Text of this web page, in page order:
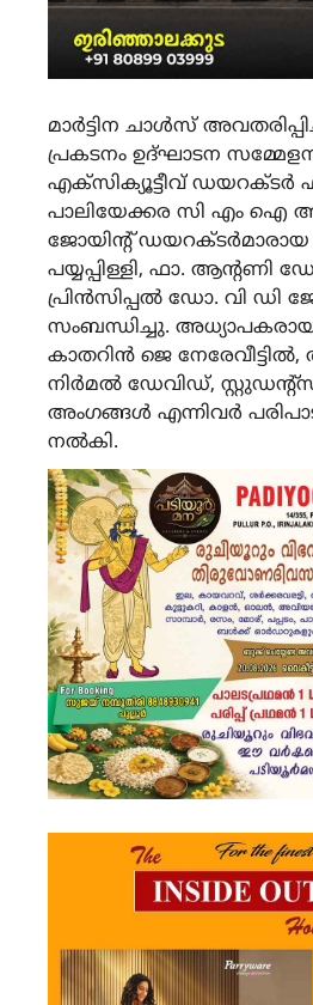
മാർട്ടിന ചാൾസ്
പ്രകടനം ഉദ്ഘാടന
എക്സിക്യൂട്ടീവ്
പാലിയേക്കര സി എം ഐ
ജോയിൻ്റ്
പയ്യപ്പിള്ളി, ഫാ.
പ്രിൻസിപ്പൽ ഡോ. വി ഡി
സംബന്ധിച്ചു. അധ്യാപകരായ
കാതറിൻ ജെ
നിർമൽ ഡേവിഡ്,
അംഗങ്ങൾ എന്നിവർ
നൽകി.